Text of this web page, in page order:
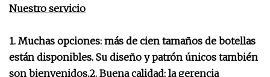
Nuestro servicio
1. Muchas opciones: más de cien tamaños de botellas
están disponibles. Su diseño y patrón únicos también
son bienvenidos.2. Buena calidad: la gerencia